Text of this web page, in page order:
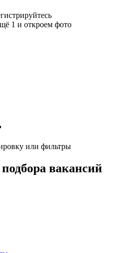
1 и откроем фото
или фильтры
вакансий